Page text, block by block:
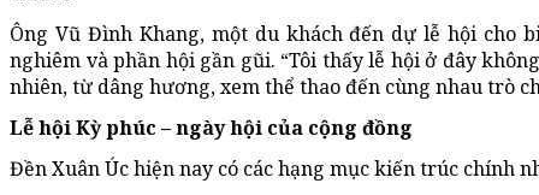
Ông Vũ Đình Khang, một du khách đến dự lễ hội cho
nghiêm và phần hội gần gũi. “Tôi thấy lễ hội ở đây
nhiên, từ dâng hương, xem thể thao đến cùng nhau trò
Lễ hội Kỳ phúc – ngày hội của cộng đồng
ĐềnXuân Úc hiện nay có các hạng mục kiến trúc chính